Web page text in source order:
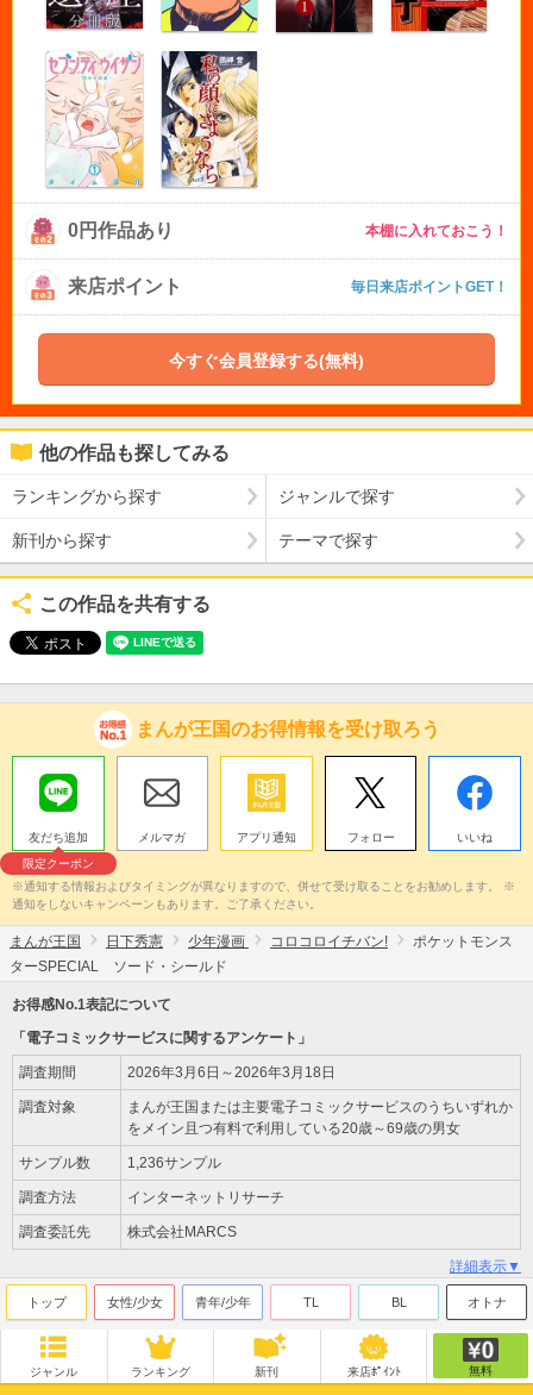
0円作品あり 本棚に入れておこう！
来店ポイント 毎日来店ポイントGET！
今すぐ会員登録する(無料)
他の作品も探してみる
ランキングから探す ジャンルで探す
新刊から探す テーマで探す
この作品を共有する
まんが王国のお得情報を受け取ろう
友だち追加
限定クーポン
メルマガ アプリ通知 フォロー いいね
※通知する情報およびタイミングが異なりますので、併せて受け取ることをお勧めします。 ※
通知をしないキャンペーンもあります。ご了承ください。
まんが王国 日下秀憲 少年漫画 コロコロイチバン!
ポケットモンス
ターSPECIAL ソード・シールド
お得感No.1表記について
「電子コミックサービスに関するアンケート」
調査期間 2026年3月6日～2026年3月18日
調査対象
まんが王国または主要電子コミックサービスのうちいずれか
をメイン且つ有料で利用している20歳～69歳の男女
サンプル数 1,236サンプル
調査方法 インターネットリサーチ
調査委託先 株式会社MARCS
詳細表示▼
トップ 女性/少女 青年/少年 TL BL オトナ
ジャンル ランキング 新刊 来店ﾎﾟｲﾝﾄ 無料